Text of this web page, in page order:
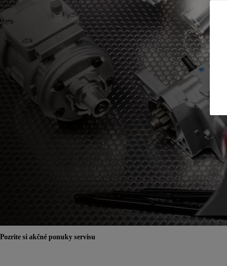
Pozrite si akčné ponuky servisu